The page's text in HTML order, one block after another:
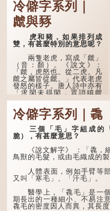
冷僻字系列｜
虤與豩
虎和豬，如果排列成
雙，有甚麼特別的意思呢？
兩隻老虎，寫成「虤」
（音：顏）。《說文》：
「虤，虎怒也。從二虎。凡
虤之屬皆從虤。」代表老虎
發怒的樣子。唐人詩中亦有
「求閑未得閑，眾誚瞋虤
虤」之句，意思是眾人的譏
諷讓人怒目而視。
兩隻豬，則為「豩」
（音：賓）。甲骨文從二
「豕」，象豬相追逐的樣
子。《同文備考》另有一說
「豩，豕亂群。」意指一
群...
冷僻字系列｜毳
三個「毛」字組成的「
脆），有甚麼意思？
《說文解字》 ：「毳，細
鳥獸的毛髮，或由毛織成的製
人體表面，例如手臂等部
又叫「寒毛」、「汗毛」。
醫學上，「毳毛」是一個
期長出的一種細小、不易注
毳毛的密度因人而異，其長